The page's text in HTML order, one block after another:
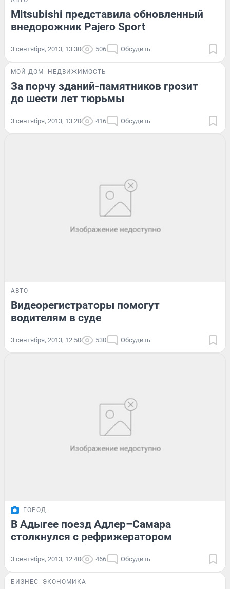
Mitsubishi представила обновленный
внедорожник Pajero Sport
3 сентября, 2013, 13:30 506 Обсудить
МОЙ ДОМ НЕДВИЖИМОСТЬ
За порчу зданий-памятников грозит
до шести лет тюрьмы
3 сентября, 2013, 13:20 416 Обсудить
АВТО
Видеорегистраторы помогут
водителям в суде
3 сентября, 2013, 12:50 530 Обсудить
ГОРОД
В Адыгее поезд Адлер–Самара
столкнулся с рефрижератором
3 сентября, 2013, 12:40 466 Обсудить
БИЗНЕС ЭКОНОМИКА